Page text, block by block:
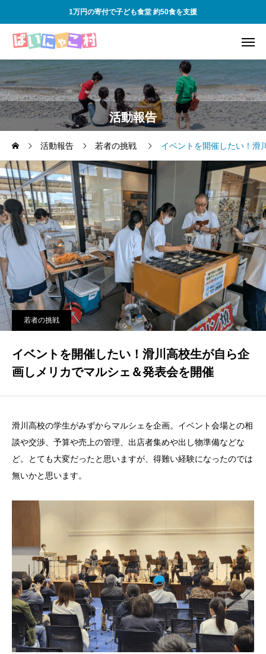
1万円の寄付で子ども食堂 約50食を支援
活動報告
活動報告 若者の挑戦 イベントを開催したい！滑
若者の挑戦
イベントを開催したい！滑川高校生が自ら企
画しメリカでマルシェ＆発表会を開催
滑川高校の学生がみずからマルシェを企画。イベント会場との相
談や交渉、予算や売上の管理、出店者集めや出し物準備などな
ど。とても大変だったと思いますが、得難い経験になったのでは
無いかと思います。